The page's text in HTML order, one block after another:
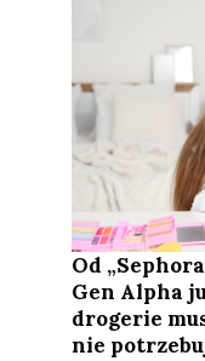
Od
Gen Alpha
drogerie
nie